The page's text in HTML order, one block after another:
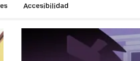
Accesibilidad